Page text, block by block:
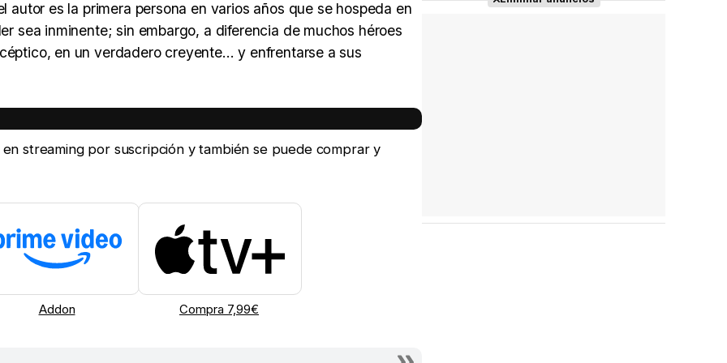
es la primera persona en varios años que se hospeda en
sea inminente; sin embargo, a diferencia de muchos héroes
en un verdadero creyente... y enfrentarse a sus
streaming por suscripción y también se puede comprar y
Addon Compra 7,99€